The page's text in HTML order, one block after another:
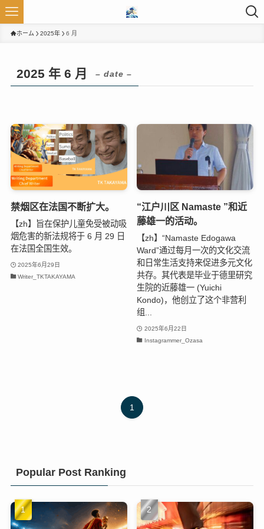
ホーム 2025年 6 月
2025 年 6 月 – date –
禁烟区在法国不断扩大。
【zh】旨在保护儿童免受被动吸
烟危害的新法规将于 6 月 29 日
在法国全国生效。
2025年6月29日
Writer_TKTAKAYAMA
“江户川区 Namaste ”和近
藤雄一的活动。
【zh】“Namaste Edogawa
Ward”通过每月一次的文化交流
和日常生活支持来促进多元文化
共存。其代表是毕业于德里研究
生院的近藤雄一 (Yuichi
Kondo)，他创立了这个非营利
组...
2025年6月22日
Instagrammer_Ozasa
1
Popular Post Ranking